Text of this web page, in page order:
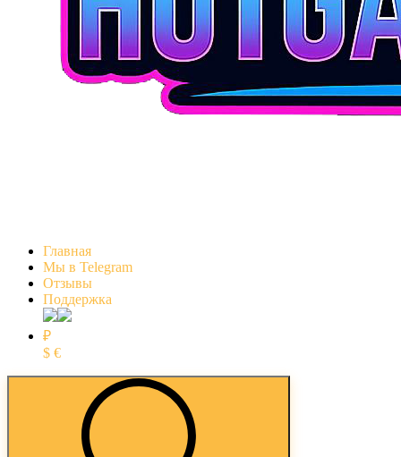
Главная
Мы в Telegram
Отзывы
Поддержка
₽
$ €